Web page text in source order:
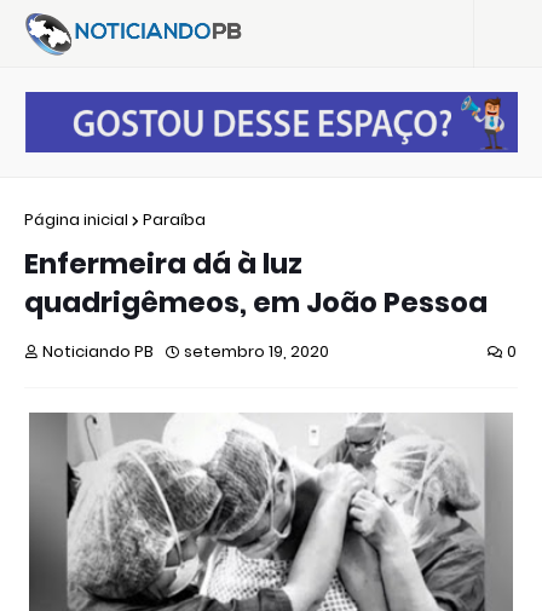
Página inicial Paraíba
Enfermeira dá à luz
quadrigêmeos, em João Pessoa
Noticiando PB setembro 19, 2020 0